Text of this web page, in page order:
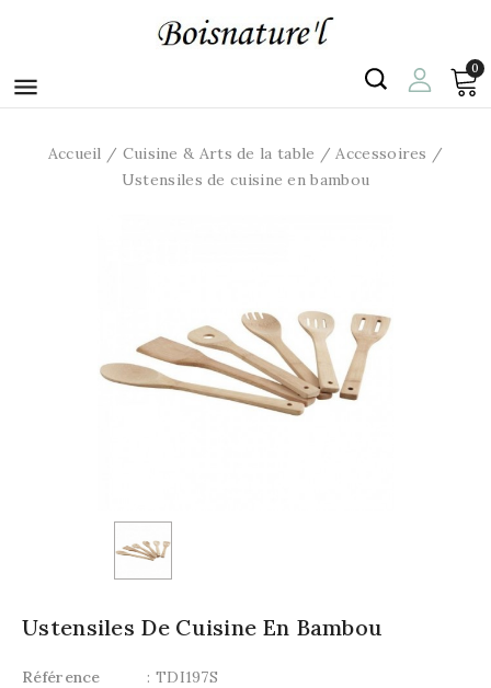

0
Accueil Cuisine & Arts de la table
Accessoires
Ustensiles de cuisine en bambou
Ustensiles De Cuisine En Bambou
Référence
: TDI197S